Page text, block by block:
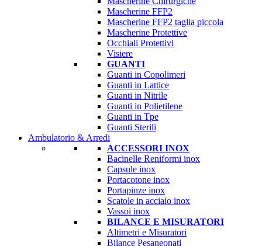
Mascherine FFP2
Mascherine FFP2 taglia piccola
Mascherine Protettive
Occhiali Protettivi
Visiere
GUANTI
Guanti in Copolimeri
Guanti in Lattice
Guanti in Nitrile
Guanti in Polietilene
Guanti in Tpe
Guanti Sterili
Ambulatorio & Arredi
ACCESSORI INOX
Bacinelle Reniformi inox
Capsule inox
Portacotone inox
Portapinze inox
Scatole in acciaio inox
Vassoi inox
BILANCE E MISURATORI
Altimetri e Misuratori
Bilance Pesaneonati